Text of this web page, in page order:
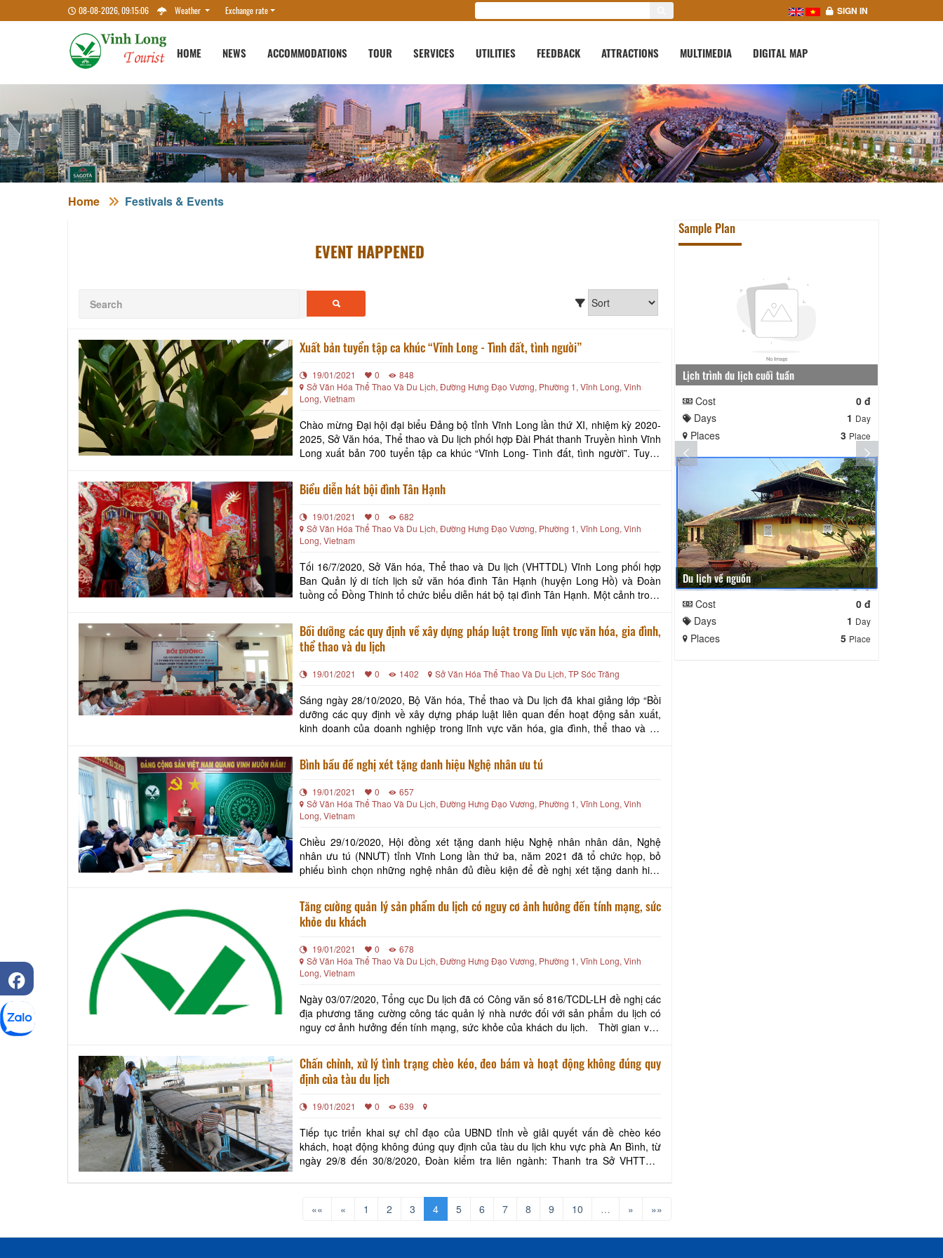
08-08-2026, 09:15:07 Weather Exchange rate SIGN IN
HOME NEWS ACCOMMODATIONS TOUR SERVICES UTILITIES FEEDBACK ATTRACTIONS MULTIMEDIA DIGITAL MAP
Home Festivals & Events
EVENT HAPPENED
Xuất bản tuyển tập ca khúc “Vĩnh Long - Tình đất, tình người”
19/01/2021 0
848
Sở Văn Hóa Thể Thao Và Du Lịch, Đường Hưng Đạo Vương, Phường 1, Vĩnh Long, Vinh
Long, Vietnam
Chào mừng Đại hội đại biểu Đảng bộ tỉnh Vĩnh Long lần thứ XI, nhiệm kỳ 2020-
2025, Sở Văn hóa, Thể thao và Du lịch phối hợp Đài Phát thanh Truyền hình Vĩnh
Long xuất bản 700 tuyển tập ca khúc “Vĩnh Long- Tình đất, tình người”. Tuyển
Biểu diễn hát bội đình Tân Hạnh
19/01/2021 0
682
Sở Văn Hóa Thể Thao Và Du Lịch, Đường Hưng Đạo Vương, Phường 1, Vĩnh Long, Vinh
Long, Vietnam
Tối 16/7/2020, Sở Văn hóa, Thể thao và Du lịch (VHTTDL) Vĩnh Long phối hợp
Ban Quản lý di tích lịch sử văn hóa đình Tân Hạnh (huyện Long Hồ) và Đoàn
tuồng cổ Đồng Thinh tổ chức biểu diễn hát bộ tại đình Tân Hạnh. Một cảnh trong
Bồi dưỡng các quy định về xây dựng pháp luật trong lĩnh vực văn hóa, gia đình,
thể thao và du lịch
19/01/2021 0 1402 Sở Văn Hóa Thể Thao Và Du Lịch, TP Sóc Trăng
Sáng ngày 28/10/2020, Bộ Văn hóa, Thể thao và Du lịch đã khai giảng lớp “Bồi
dưỡng các quy định về xây dựng pháp luật liên quan đến hoạt động sản xuất,
kinh doanh của doanh nghiệp trong lĩnh vực văn hóa, gia đình, thể thao và du
Bình bầu đề nghị xét tặng danh hiệu Nghệ nhân ưu tú
19/01/2021 0
657
Sở Văn Hóa Thể Thao Và Du Lịch, Đường Hưng Đạo Vương, Phường 1, Vĩnh Long, Vinh
Long, Vietnam
Chiều 29/10/2020, Hội đồng xét tặng danh hiệu Nghệ nhân nhân dân, Nghệ
nhân ưu tú (NNƯT) tỉnh Vĩnh Long lần thứ ba, năm 2021 đã tổ chức họp, bỏ
phiếu bình chọn những nghệ nhân đủ điều kiện để đề nghị xét tặng danh hiệu
Tăng cường quản lý sản phẩm du lịch có nguy cơ ảnh hưởng đến tính mạng, sức
khỏe du khách
19/01/2021 0
678
Sở Văn Hóa Thể Thao Và Du Lịch, Đường Hưng Đạo Vương, Phường 1, Vĩnh Long, Vinh
Long, Vietnam
Ngày 03/07/2020, Tổng cục Du lịch đã có Công văn số 816/TCDL-LH đề nghị các
địa phương tăng cường công tác quản lý nhà nước đối với sản phẩm du lịch có
nguy cơ ảnh hưởng đến tính mạng, sức khỏe của khách du lịch. Thời gian vừa
Chấn chỉnh, xử lý tình trạng chèo kéo, đeo bám và hoạt động không đúng quy
định của tàu du lịch
19/01/2021 0 639
Tiếp tục triển khai sự chỉ đạo của UBND tỉnh về giải quyết vấn đề chèo kéo
khách, hoạt động không đúng quy định của tàu du lịch khu vực phà An Bình, từ
ngày 29/8 đến 30/8/2020, Đoàn kiểm tra liên ngành: Thanh tra Sở VHTTDL,
««
« 1 2 3 4 5 6 7 8 9 10 … » »»
Sample Plan
Lịch trình du lịch cuối tuần
Cost
0 đ
Days
1 Day
Places 3 Place
Du lịch về nguồn
Cost
0 đ
Days
1 Day
Places 5 Place